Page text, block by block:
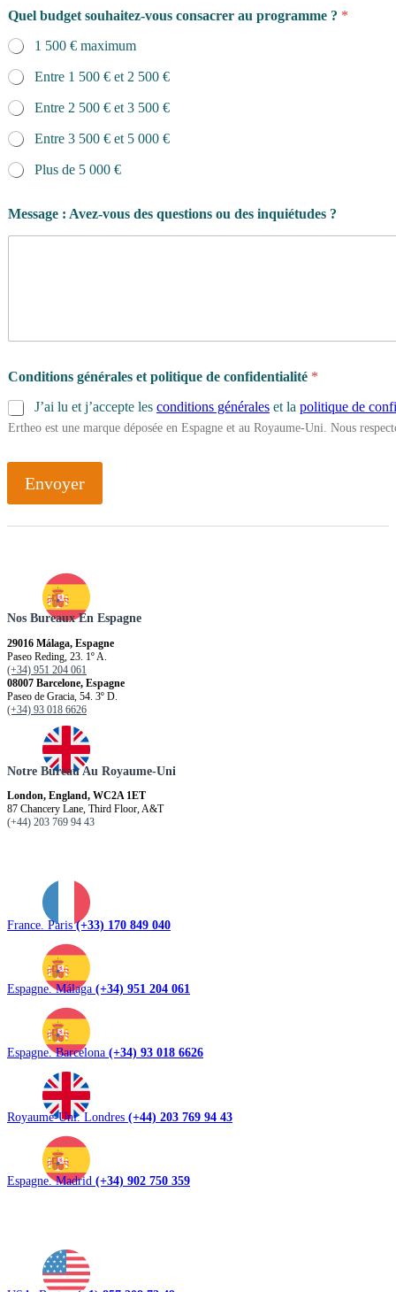
Quel budget souhaitez-vous consacrer au programme ? *
1 500 € maximum
Entre 1 500 € et 2 500 €
Entre 2 500 € et 3 500 €
Entre 3 500 € et 5 000 €
Plus de 5 000 €
Message : Avez-vous des questions ou des inquiétudes ?
Conditions générales et politique de confidentialité *
J’ai lu et j’accepte les conditions générales et la politique de
Ertheo est une marque déposée en Espagne et au Royaume-Uni. Nous
Envoyer
Nos Bureaux En Espagne
29016 Málaga, Espagne
Paseo Reding, 23. 1º A.
(+34) 951 204 061
08007 Barcelone, Espagne
Paseo de Gracia, 54. 3º D.
(+34) 93 018 6626
Notre Bureau Au Royaume-Uni
London, England, WC2A 1ET
87 Chancery Lane, Third Floor, A&T
(+44) 203 769 94 43
France. Paris(+33) 170 849 040
Espagne. Málaga (+34) 951 204 061
Espagne. Barcelona (+34) 93 018 6626
Royaume-Uni. Londres (+44) 203 769 94 43
Espagne. Madrid (+34) 902 750 359